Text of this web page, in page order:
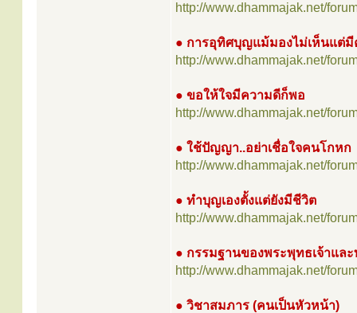
http://www.dhammajak.net/
● การอุทิศบุญแม้มองไม่เห็นแต่
http://www.dhammajak.net/
● ขอให้ใจมีความดีก็พอ
http://www.dhammajak.net/
● ใช้ปัญญา..อย่าเชื่อใจคนโกหก
http://www.dhammajak.net/
● ทำบุญเองตั้งแต่ยังมีชีวิต
http://www.dhammajak.net/
● กรรมฐานของพระพุทธเจ้าแล
http://www.dhammajak.net/
● วิชาสมภาร (คนเป็นหัวหน้า)